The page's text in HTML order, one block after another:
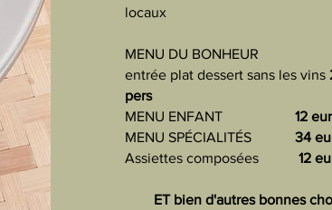
locaux
MENU DU BONHEUR
entrée plat dessert sans les vins
pers
MENU ENFANT 12
MENU SPÉCIALITÉS 34
Assiettes composées
12
ET bien d'autres bonnes